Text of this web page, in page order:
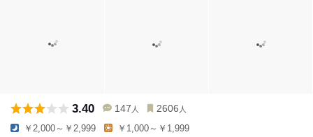
3.40 147 人 2606 人
￥2,000～￥2,999 ￥1,000～￥1,999